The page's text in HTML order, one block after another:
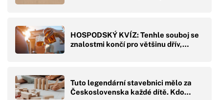
HOSPODSKÝ KVÍZ: Tenhle souboj se
znalostmi končí pro většinu dřív,…
Tuto legendární stavebnici mělo za
Československa každé dítě. Kdo…